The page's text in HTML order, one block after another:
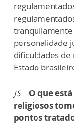
personalidade
dificuldades
Estado
JS – O que
religiosos
pontos